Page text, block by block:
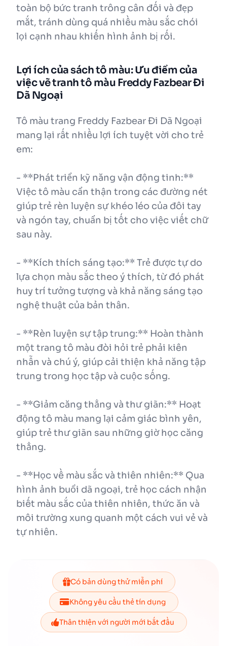
toàn bộ bức tranh trông cân đối và đẹp
mắt, tránh dùng quá nhiều màu sắc chói
lọi cạnh nhau khiến hình ảnh bị rối.
Lợi ích của sách tô màu: Ưu điểm của
việc vẽ tranh tô màu Freddy Fazbear Đi
Dã Ngoại
Tô màu trang Freddy Fazbear Đi Dã Ngoại
mang lại rất nhiều lợi ích tuyệt vời cho trẻ
em:
- **Phát triển kỹ năng vận động tinh:**
Việc tô màu cẩn thận trong các đường nét
giúp trẻ rèn luyện sự khéo léo của đôi tay
và ngón tay, chuẩn bị tốt cho việc viết chữ
sau này.
- **Kích thích sáng tạo:** Trẻ được tự do
lựa chọn màu sắc theo ý thích, từ đó phát
huy trí tưởng tượng và khả năng sáng tạo
nghệ thuật của bản thân.
- **Rèn luyện sự tập trung:** Hoàn thành
một trang tô màu đòi hỏi trẻ phải kiên
nhẫn và chú ý, giúp cải thiện khả năng tập
trung trong học tập và cuộc sống.
- **Giảm căng thẳng và thư giãn:** Hoạt
động tô màu mang lại cảm giác bình yên,
giúp trẻ thư giãn sau những giờ học căng
thẳng.
- **Học về màu sắc và thiên nhiên:** Qua
hình ảnh buổi dã ngoại, trẻ học cách nhận
biết màu sắc của thiên nhiên, thức ăn và
môi trường xung quanh một cách vui vẻ và
tự nhiên.
Có bản dùng thử miễn phí
Không yêu cầu thẻ tín dụng
Thân thiện với người mới bắt đầu